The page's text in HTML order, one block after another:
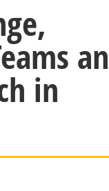
an
in